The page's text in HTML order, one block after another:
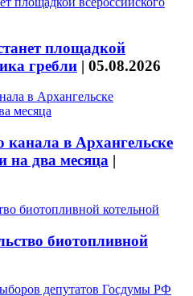
площадкой
гребли | 05.08.2026
в Архангельске
на два месяца |
биотопливной